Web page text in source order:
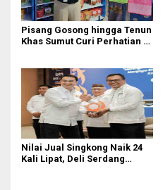
Pisang Gosong hingga Tenun
Khas Sumut Curi Perhatian di
Nilai Jual Singkong Naik 24
Kali Lipat, Deli Serdang